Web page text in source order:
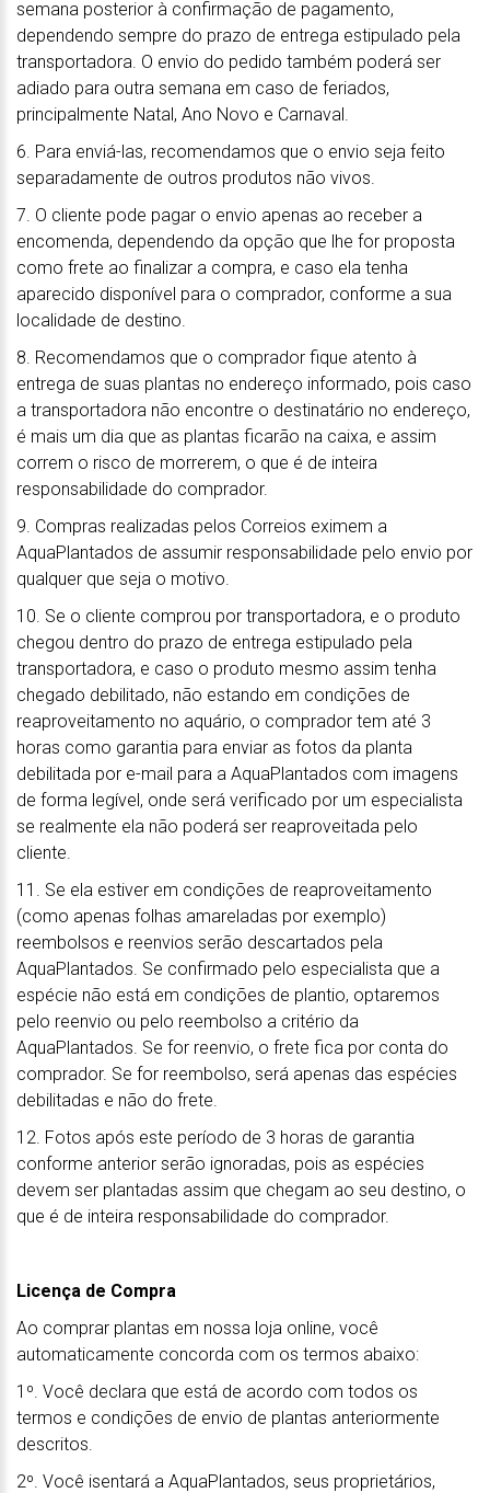
semana posterior à confirmação de pagamento,
dependendo sempre do prazo de entrega estipulado pela
transportadora. O envio do pedido também poderá ser
adiado para outra semana em caso de feriados,
principalmente Natal, Ano Novo e Carnaval.
6. Para enviá-las, recomendamos que o envio seja feito
separadamente de outros produtos não vivos.
7. O cliente pode pagar o envio apenas ao receber a
encomenda, dependendo da opção que lhe for proposta
como frete ao finalizar a compra, e caso ela tenha
aparecido disponível para o comprador, conforme a sua
localidade de destino.
8. Recomendamos que o comprador fique atento à
entrega de suas plantas no endereço informado, pois caso
a transportadora não encontre o destinatário no endereço,
é mais um dia que as plantas ficarão na caixa, e assim
correm o risco de morrerem, o que é de inteira
responsabilidade do comprador.
9. Compras realizadas pelos Correios eximem a
AquaPlantados de assumir responsabilidade pelo envio por
qualquer que seja o motivo.
10. Se o cliente comprou por transportadora, e o produto
chegou dentro do prazo de entrega estipulado pela
transportadora, e caso o produto mesmo assim tenha
chegado debilitado, não estando em condições de
reaproveitamento no aquário, o comprador tem até 3
horas como garantia para enviar as fotos da planta
debilitada por e-mail para a AquaPlantados com imagens
de forma legível, onde será verificado por um especialista
se realmente ela não poderá ser reaproveitada pelo
cliente.
11. Se ela estiver em condições de reaproveitamento
(como apenas folhas amareladas por exemplo)
reembolsos e reenvios serão descartados pela
AquaPlantados. Se confirmado pelo especialista que a
espécie não está em condições de plantio, optaremos
pelo reenvio ou pelo reembolso a critério da
AquaPlantados. Se for reenvio, o frete fica por conta do
comprador. Se for reembolso, será apenas das espécies
debilitadas e não do frete.
12. Fotos após este período de 3 horas de garantia
conforme anterior serão ignoradas, pois as espécies
devem ser plantadas assim que chegam ao seu destino, o
que é de inteira responsabilidade do comprador.
Licença de Compra
Ao comprar plantas em nossa loja online, você
automaticamente concorda com os termos abaixo:
1º. Você declara que está de acordo com todos os
termos e condições de envio de plantas anteriormente
descritos.
2º. Você isentará a AquaPlantados, seus proprietários,